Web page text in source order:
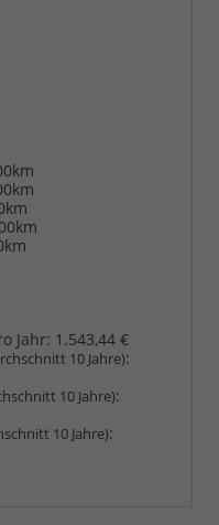
Jahr: 1.543,44 €
10 Jahre):
10 Jahre):
10 Jahre):